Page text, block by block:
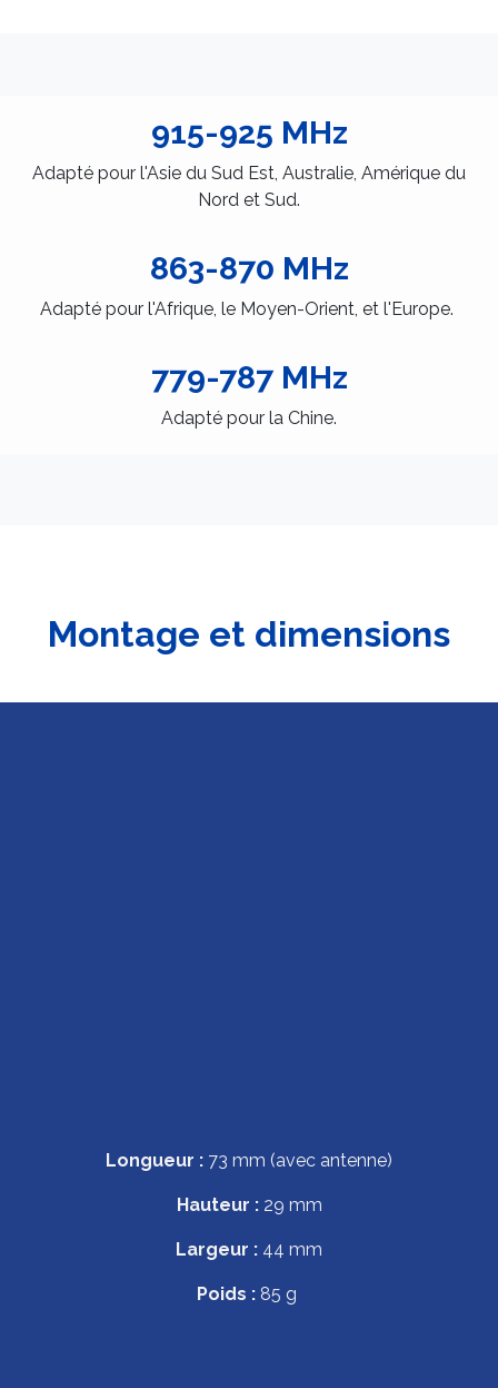
915-925 MHz
Adapté pour l'Asie du Sud Est, Australie, Amérique du
Nord et Sud.
863-870 MHz
Adapté pour l'Afrique, le Moyen-Orient, et l'Europe.
779-787 MHz
Adapté pour la Chine.
Montage et dimensions
Longueur : 73 mm (avec antenne)
Hauteur :29 mm
Largeur : 44 mm
Poids : 85 g